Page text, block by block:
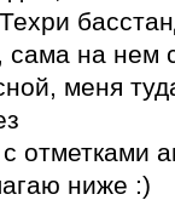
сама на нем
меня
с отметками
ниже :)